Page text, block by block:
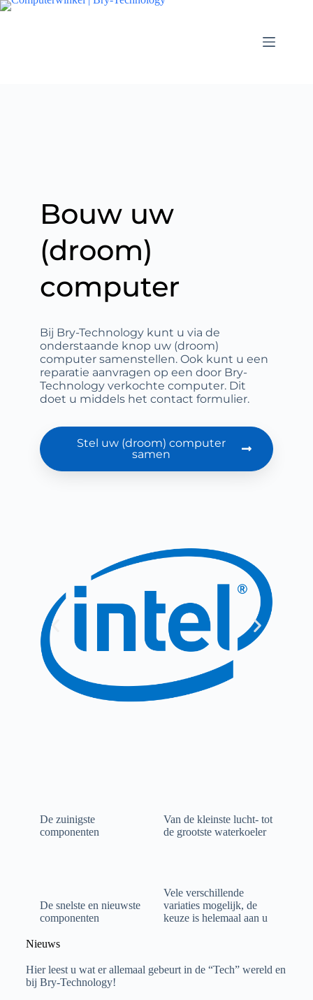
Bouw uw
(droom)
computer
Bij Bry-Technology kunt u via de
onderstaande knop uw (droom)
computer samenstellen. Ook kunt u een
reparatie aanvragen op een door Bry-
Technology verkochte computer. Dit
doet u middels het contact formulier.
Stel uw (droom) computer
samen
De zuinigste
componenten
Van de kleinste lucht- tot
de grootste waterkoeler
De snelste en nieuwste
componenten
Vele verschillende
variaties mogelijk, de
keuze is helemaal aan u
Nieuws
Hier leest u wat er allemaal gebeurt in de “Tech” wereld en
bij Bry-Technology!